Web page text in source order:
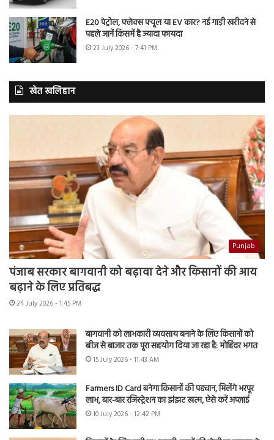
E20 पेट्रोल, फ्लेक्स फ्यूल या EV कार? नई गाड़ी खरीदने से
पहले जानें किसमें है ज्यादा फायदा
23 July 2026 - 7:41 PM
खेत खलिहान
Punjab
पंजाब सरकार बागवानी को बढ़ावा देने और किसानों की आय
बढ़ाने के लिए प्रतिबद्ध
24 July 2026 - 1:45 PM
बागवानी को लाभकारी व्यवसाय बनाने के लिए किसानों को
बीज से बाजार तक पूरा सहयोग दिया जा रहा है: मोहिंदर भगत
15 July 2026 - 11:43 AM
Farmers ID Card बनेगा किसानों की पहचान, मिलेंगे भरपूर
लाभ, बार-बार रजिस्ट्रेशन का झंझट खत्म, ऐसे करें अप्लाई
10 July 2026 - 12:42 PM